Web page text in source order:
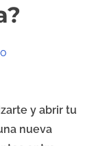
y abrir tu
nueva